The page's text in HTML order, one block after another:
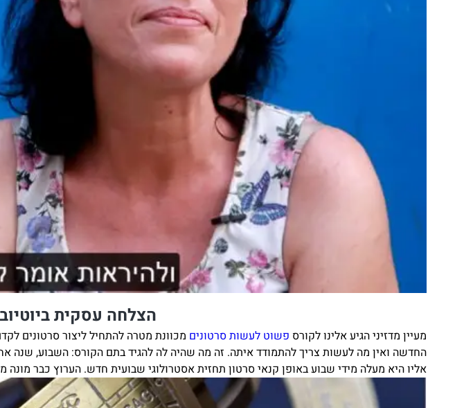
הצלחה עסקית
מעיין מדזיני הגיע אלינו לקורס פשוט לעשות סרטונים מכוונת מטרה להתחיל ליצור סרטונים
החדשה ואין מה לעשות צריך להתמודד איתה. זה מה שהיה לה להגיד בתם הקורס:השבוע, שנה
אליו היא מעלה מידי שבוע באופן קנאי סרטון תחזית אסטרולוגי שבועית חדש. הערוץ כבר מונה